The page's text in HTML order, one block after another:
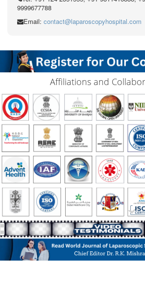
9999677788
Email: contact@laparoscopyhospital.com
Affiliations and